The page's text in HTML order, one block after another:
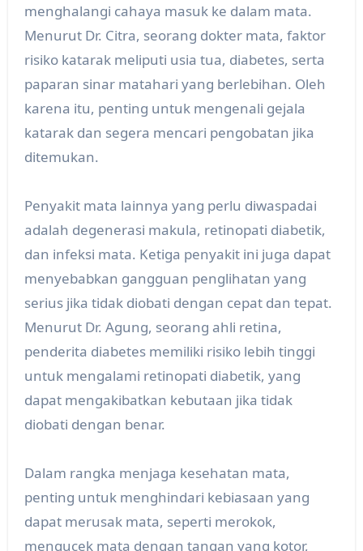
menghalangi cahaya masuk ke dalam mata.
Menurut Dr. Citra, seorang dokter mata, faktor
risiko katarak meliputi usia tua, diabetes, serta
paparan sinar matahari yang berlebihan. Oleh
karena itu, penting untuk mengenali gejala
katarak dan segera mencari pengobatan jika
ditemukan.
Penyakit mata lainnya yang perlu diwaspadai
adalah degenerasi makula, retinopati diabetik,
dan infeksi mata. Ketiga penyakit ini juga dapat
menyebabkan gangguan penglihatan yang
serius jika tidak diobati dengan cepat dan tepat.
Menurut Dr. Agung, seorang ahli retina,
penderita diabetes memiliki risiko lebih tinggi
untuk mengalami retinopati diabetik, yang
dapat mengakibatkan kebutaan jika tidak
diobati dengan benar.
Dalam rangka menjaga kesehatan mata,
penting untuk menghindari kebiasaan yang
dapat merusak mata, seperti merokok,
mengucek mata dengan tangan yang kotor,